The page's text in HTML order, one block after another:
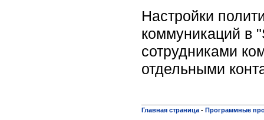
Настройки
коммуникаций в
сотрудниками
отдельными
Главная страница - Программные